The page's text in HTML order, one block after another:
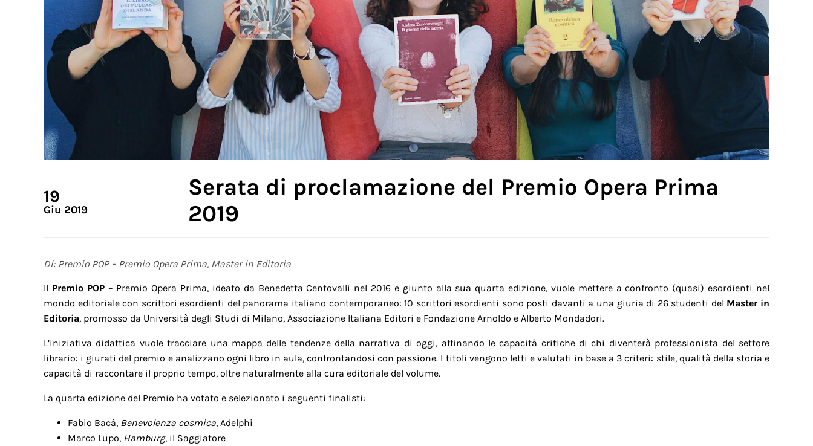
19
Giu 2019
Serata di proclamazione del Premio Opera Prima
2019
Di: Premio POP – Premio Opera Prima, Master in Editoria
Il Premio POP– Premio Opera Prima, ideato da Benedetta Centovalli nel 2016 e giunto alla sua quarta edizione, vuole mettere a confronto (quasi) esordienti nel
mondo editoriale con scrittori esordienti del panorama italiano contemporaneo: 10 scrittori esordienti sono posti davanti a una giuria di 26 studenti del Master in
Editoria, promosso da Università degli Studi di Milano, Associazione Italiana Editori e Fondazione Arnoldo e Alberto Mondadori.
L’iniziativa didattica vuole tracciare una mappa delle tendenze della narrativa di oggi, affinando le capacità critiche di chi diventerà professionista del settore
librario: i giurati del premio e analizzano ogni libro in aula, confrontandosi con passione. I titoli vengono letti e valutati in base a 3 criteri: stile, qualità della storia e
capacità di raccontare il proprio tempo, oltre naturalmente alla cura editoriale del volume.
La quarta edizione del Premio ha votato e selezionato i seguenti finalisti:
Fabio Bacà, Benevolenza cosmica, Adelphi
Marco Lupo, Hamburg, il Saggiatore